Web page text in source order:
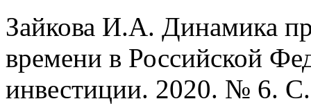
Зайкова И.А. Динамика
времени в Российской
инвестиции. 2020. № 6.